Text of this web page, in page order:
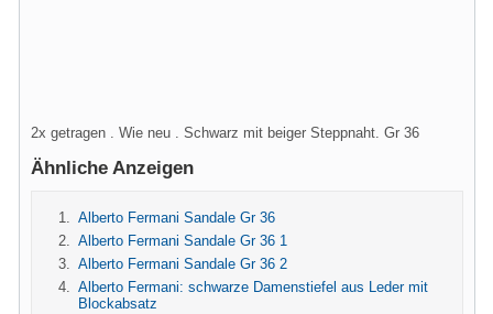
2x getragen . Wie neu . Schwarz mit beiger Steppnaht. Gr 36
Ähnliche Anzeigen
Alberto Fermani Sandale Gr 36
Alberto Fermani Sandale Gr 36 1
Alberto Fermani Sandale Gr 36 2
Alberto Fermani: schwarze Damenstiefel aus Leder mit
Blockabsatz